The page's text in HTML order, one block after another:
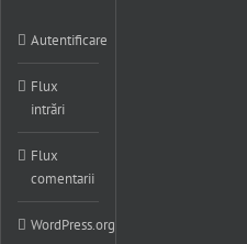
Autentificare
Flux
intrări
Flux
comentarii
WordPress.org